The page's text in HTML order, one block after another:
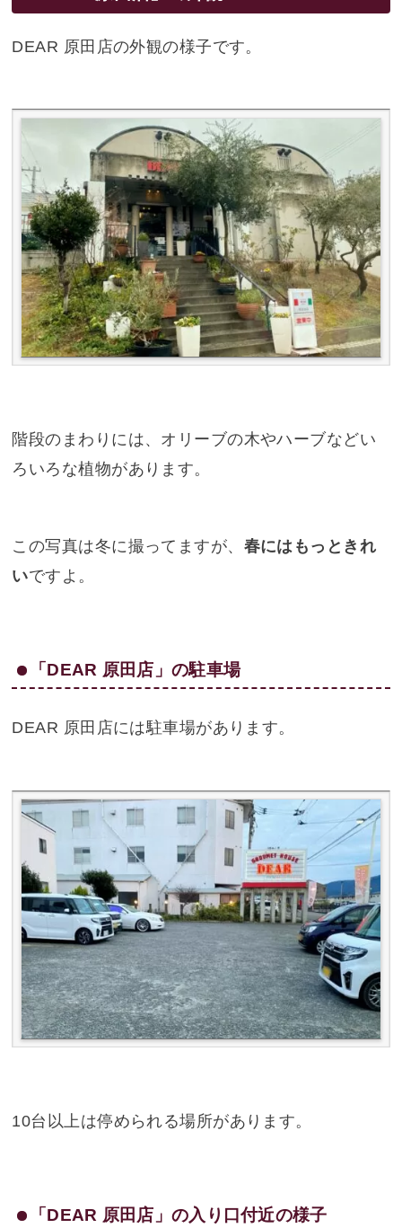
DEAR 原田店の外観の様子です。
階段のまわりには、オリーブの木やハーブなどい
ろいろな植物があります。
この写真は冬に撮ってますが、 春にはもっときれ
いですよ。
「DEAR 原田店」の駐車場
DEAR 原田店には駐車場があります。
10台以上は停められる場所があります。
「DEAR 原田店」の入り口付近の様子